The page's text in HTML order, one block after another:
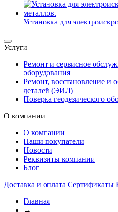
Установка для
Услуги
Ремонт и сервисное
оборудования
Ремонт, восстановление и
деталей (ЭИЛ)
Поверка геодезического
О компании
О компании
Наши покупатели
Новости
Реквизиты компании
Блог
Доставка и оплата Сертификаты
Главная
→